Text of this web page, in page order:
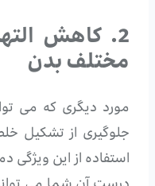
2. کاهش
مختلف بدن
مورد دیگری که می
جلوگیری از تشکیل
استفاده از این